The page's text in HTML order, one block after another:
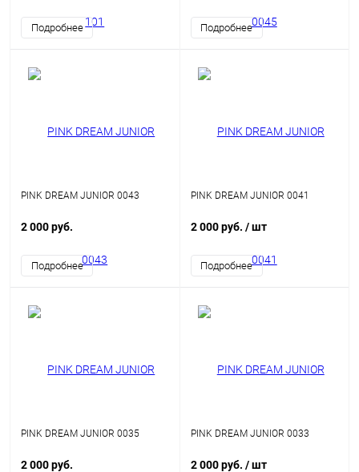
Подробнее Подробнее
PINK DREAM JUNIOR 0043
2 000 руб.
Подробнее
PINK DREAM JUNIOR 0041
2 000 руб. / шт
Подробнее
PINK DREAM JUNIOR 0035
2 000 руб.
PINK DREAM JUNIOR 0033
2 000 руб. / шт